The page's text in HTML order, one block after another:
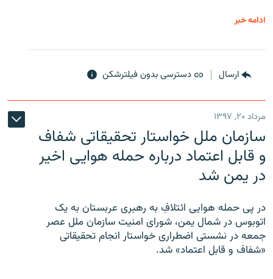
ادامه خبر
ارسال دسترسی بدون فیلترشکن
مرداد ۲۰, ۱۳۹۷
سازمان ملل خواستار تحقیقاتی شفاف
و قابل اعتماد درباره حمله هوایی اخیر
در یمن شد
در پی حمله هوایی ائتلافِ به رهبری عربستان به یک
اتوبوس در شمال یمن، شورای امنیت سازمان ملل عصر
جمعه در نشستی اضطراری خواستار انجام تحقیقاتی
«شفاف و قابل اعتماد» شد.